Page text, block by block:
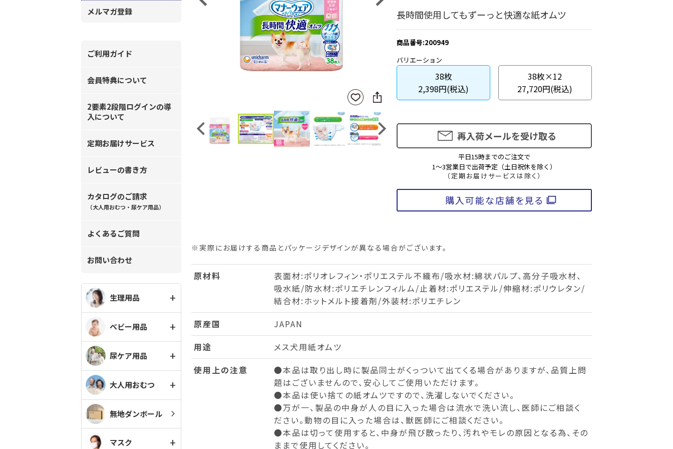
メルマガ登録
ご利用ガイド
会員特典について
2要素2段階ログインの導
入について
定期お届けサービス
レビューの書き方
カタログのご請求
（大人用おむつ・尿ケア用品）
よくあるご質問
お問い合わせ
生理用品
ベビー用品
尿ケア用品
大人用おむつ
無地ダンボール
マスク
お気
に入
登録
SNS
に
シ
ェ
ア
Previous Next
長時間使用してもずーっと快適な紙オムツ
商品番号:200949
バリエーション
38枚
2,398円(税込)
38枚×12
27,720円(税込)
再入荷メールを受け取る
平日15時までのご注文で
1～3営業日で出荷予定（土日祝休を除く）
（定期お届けサービスは除く）
購入可能な店舗を見る
※実際にお届けする商品とパッケージデザインが異なる場合がございます。
原材料
表面材:ポリオレフィン・ポリエステル不織布/吸水材:綿状パルプ、高分子吸水材、
吸水紙/防水材:ポリエチレンフィルム/止着材:ポリエステル/伸縮材:ポリウレタン/
結合材:ホットメルト接着剤/外装材:ポリエチレン
原産国
JAPAN
用途
メス犬用紙オムツ
使用上の注意
●本品は取り出し時に製品同士がくっついて出てくる場合がありますが、品質上問
題はございませんので、安心してご使用いただけます。
●本品は使い捨ての紙オムツですので、洗濯しないでください。
●万が一、製品の中身が人の目に入った場合は流水で洗い流し、医師にご相談く
ださい。動物の目に入った場合は、獣医師にご相談ください。
●本品は切って使用すると、中身が飛び散ったり、汚れやモレの原因となる為、その
ままで使用してください。